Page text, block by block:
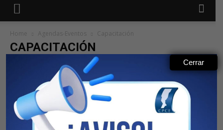
Home Agendas-Eventos Capacitación
CAPACITACIÓN
Caja Social Capacitación
No posts to display
Cerrar